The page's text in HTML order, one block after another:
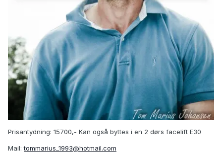
Prisantydning: 15700,- Kan også byttes i en 2 dørs facelift E30
Mail:tommarius_1993@hotmail.com